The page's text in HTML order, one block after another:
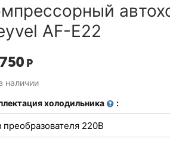
AF-E22
Р
наличии
холодильника :